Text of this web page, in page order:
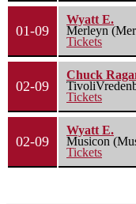
01-09
Wyatt E.
Merleyn
Tickets
02-09
Chuck
Tickets
02-09
Wyatt E.
Musicon
Tickets